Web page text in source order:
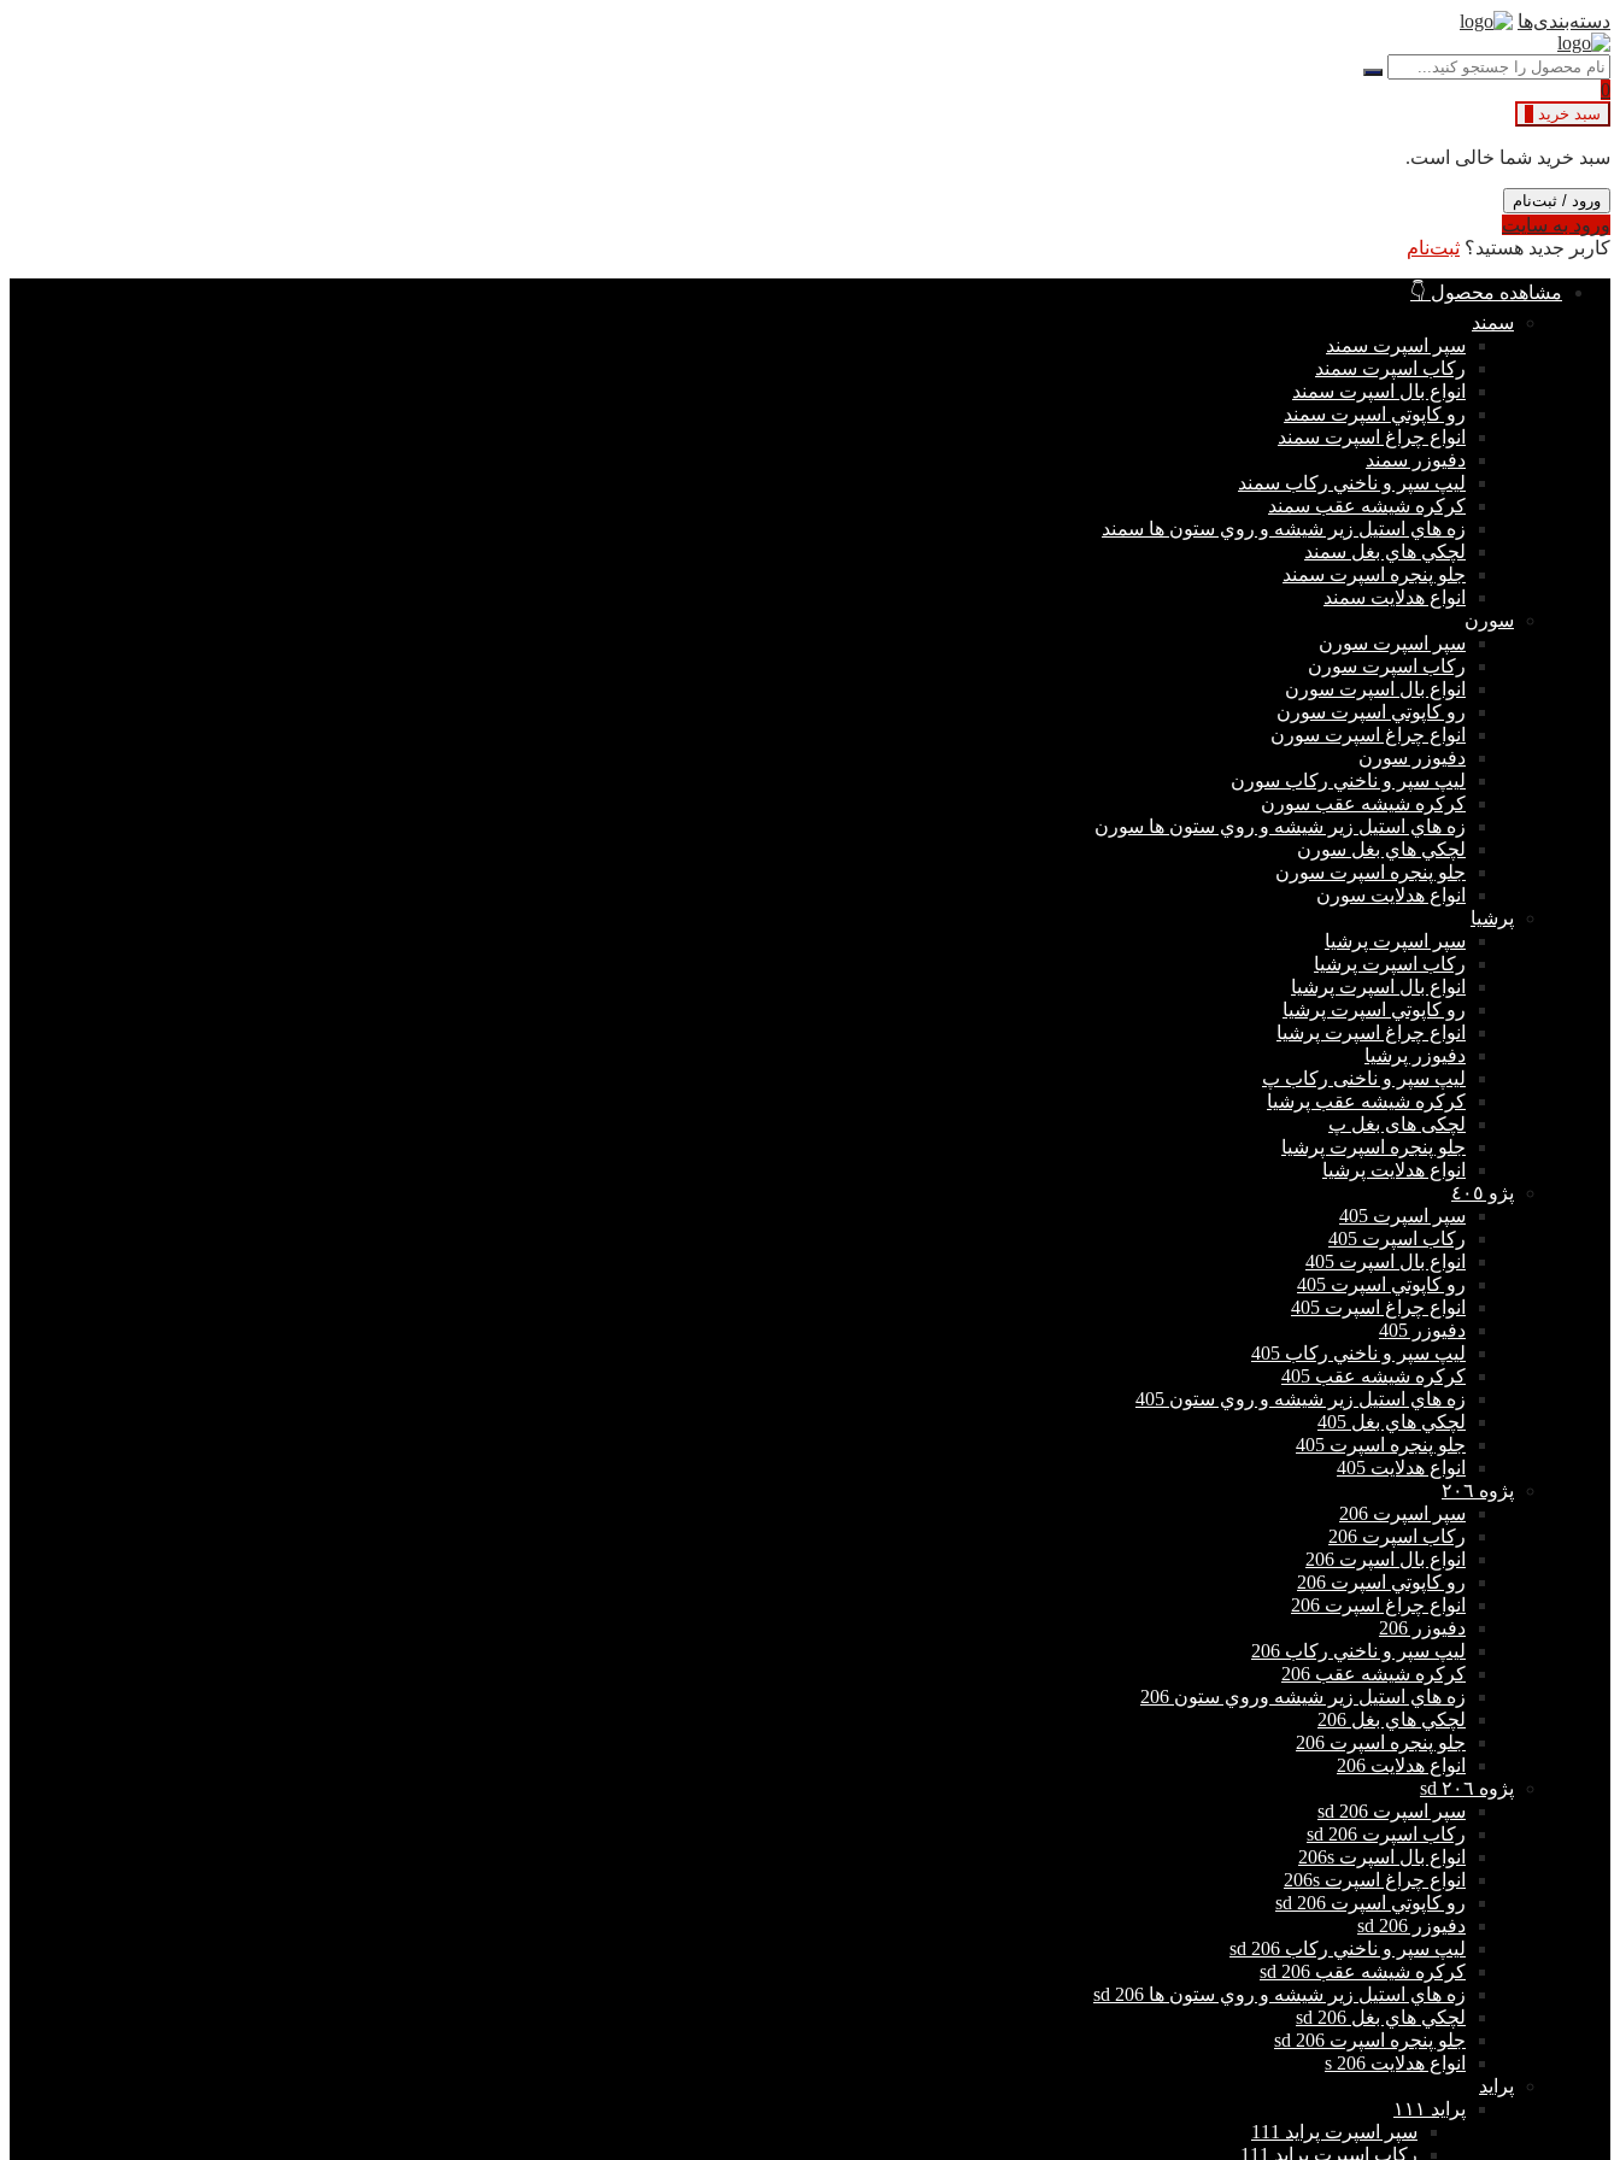
دسته‌بندی‌ها
0
سبد خرید
سبد خرید شما خالی است.
ورود / ثبت‌نام
ورود به سایت
کاربر جدید هستید؟ ثبت‌نام
مشاهده محصول 👇
سمند
سپر اسپرت سمند
ركاب اسپرت سمند
انواع بال اسپرت سمند
رو كاپوتي اسپرت سمند
انواع چراغ اسپرت سمند
دفيوزر سمند
ليپ سپر و ناخني ركاب سمند
كركره شيشه عقب سمند
زه هاي استيل زير شيشه و روي ستون ها سمند
لچكي هاي بغل سمند
جلو پنجره اسپرت سمند
انواع هدلايت سمند
سورن
سپر اسپرت سورن
ركاب اسپرت سورن
انواع بال اسپرت سورن
رو كاپوتي اسپرت سورن
انواع چراغ اسپرت سورن
دفيوزر سورن
ليپ سپر و ناخني ركاب سورن
كركره شيشه عقب سورن
زه هاي استيل زير شيشه و روي ستون ها سورن
لچكي هاي بغل سورن
جلو پنجره اسپرت سورن
انواع هدلايت سورن
پرشيا
سپر اسپرت پرشیا
ركاب اسپرت پرشیا
انواع بال اسپرت پرشیا
رو كاپوتي اسپرت پرشیا
انواع چراغ اسپرت پرشیا
دفيوزر پرشیا
لیپ سپر و ناخنی رکاب پ
كركره شيشه عقب پرشیا
لچکی های بغل پ
جلو پنجره اسپرت پرشیا
انواع هدلايت پرشیا
پژو ٤٠٥
سپر اسپرت 405
ركاب اسپرت 405
انواع بال اسپرت 405
رو كاپوتي اسپرت 405
انواع چراغ اسپرت 405
دفيوزر 405
ليپ سپر و ناخني ركاب 405
كركره شيشه عقب 405
زه هاي استيل زير شيشه و روي ستون 405
لچكي هاي بغل 405
جلو پنجره اسپرت 405
انواع هدلايت 405
پژوه ٢٠٦
سپر اسپرت 206
ركاب اسپرت 206
انواع بال اسپرت 206
رو كاپوتي اسپرت 206
انواع چراغ اسپرت 206
دفيوزر 206
ليپ سپر و ناخني ركاب 206
كركره شيشه عقب 206
زه هاي استيل زير شيشه وروي ستون 206
لچكي هاي بغل 206
جلو پنجره اسپرت 206
انواع هدلايت 206
پژوه ٢٠٦ sd
سپر اسپرت 206 sd
ركاب اسپرت 206 sd
انواع بال اسپرت 206s
انواع چراغ اسپرت 206s
رو كاپوتي اسپرت 206 sd
دفيوزر 206 sd
ليپ سپر و ناخني ركاب 206 sd
كركره شيشه عقب 206 sd
زه هاي استيل زير شيشه و روي ستون ها 206 sd
لچكي هاي بغل 206 sd
جلو پنجره اسپرت 206 sd
انواع هدلايت 206 s
پراید
پرايد ١١١
سپر اسپرت پراید 111
ركاب اسپرت پراید 111